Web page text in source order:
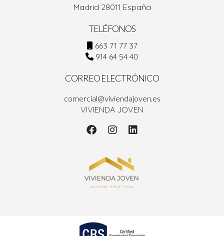
que resulta en una experiencia más satisfactoria tanto
Madrid 28011 España
TELÉFONOS
663 71 77 37
914 64 54 40
CORREO ELECTRÓNICO
comercial@viviendajoven.es
VIVIENDA JOVEN